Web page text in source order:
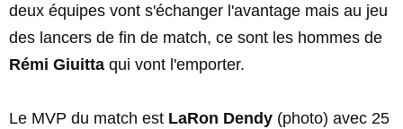
deux équipes vont s'échanger l'avantage mais au jeu
des lancers de fin de match, ce sont les hommes de
Rémi Giuitta qui vont l'emporter.
Le MVP du match est LaRon Dendy (photo) avec 25